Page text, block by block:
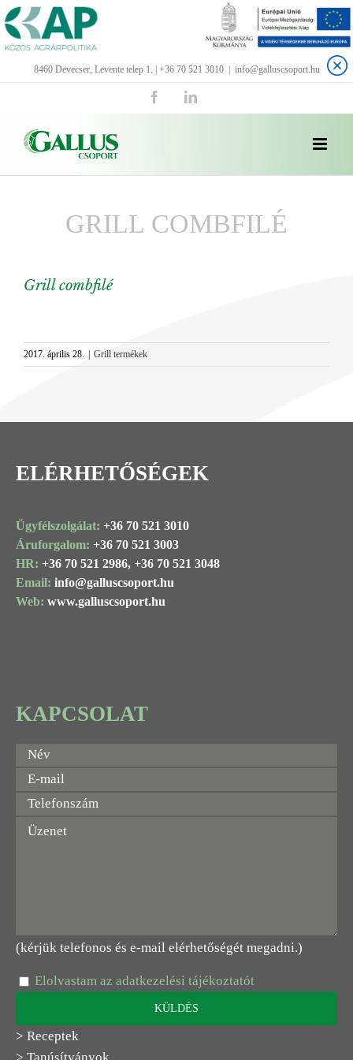
Kihagyás
8460 Devecser, Levente telep 1. | +36 70 521 3010 info@galluscsoport.hu
FacebookLinkedIn
GRILL COMBFILÉ
Grill combfilé
Larger
Image
2017. április 28. | Grill termékek
ELÉRHETŐSÉGEK
Ügyfélszolgálat: +36 70 521 3010
Áruforgalom: +36 70 521 3003
HR: +36 70 521 2986, +36 70 521 3048
Email: info@galluscsoport.hu
Web: www.galluscsoport.hu
KAPCSOLAT
(kérjük telefonos és e-mail elérhetőségét megadni.)
Elolvastam az adatkezelési tájékoztatót
> Receptek